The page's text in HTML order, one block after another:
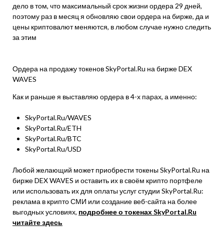
дело в том, что максимальный срок жизни ордера 29 дней,
поэтому раз в месяц я обновляю свои ордера на бирже, да и
цены криптовалют меняются, в любом случае нужно следить
за этим
Ордера на продажу токенов SkyPortal.Ru на бирже DEX
WAVES
Как и раньше я выставляю ордера в 4-х парах, а именно:
SkyPortal.Ru/WAVES
SkyPortal.Ru/ETH
SkyPortal.Ru/BTC
SkyPortal.Ru/USD
Любой желающий может приобрести токены SkyPortal.Ru на
бирже DEX WAVES и оставить их в своём крипто портфеле
или использовать их для оплаты услуг студии SkyPortal.Ru:
реклама в крипто СМИ или создание веб-сайта на более
выгодных условиях, подробнее о токенах SkyPortal.Ru
читайте здесь